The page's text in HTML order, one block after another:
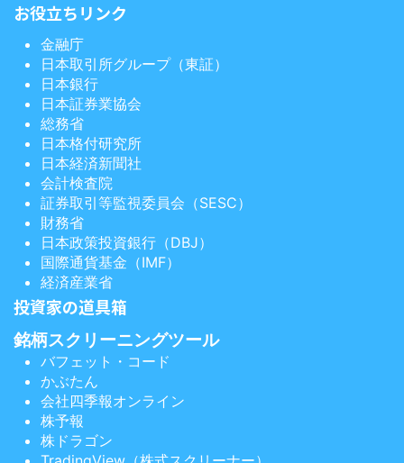
お役立ちリンク
金融庁
日本取引所グループ（東証）
日本銀行
日本証券業協会
総務省
日本格付研究所
日本経済新聞社
会計検査院
証券取引等監視委員会（SESC）
財務省
日本政策投資銀行（DBJ）
国際通貨基金（IMF）
経済産業省
投資家の道具箱
銘柄スクリーニングツール
バフェット・コード
かぶたん
会社四季報オンライン
株予報
株ドラゴン